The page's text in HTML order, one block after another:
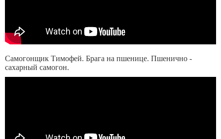
Самогонщик Тимофей. Брага на пшенице. Пшенично -
сахарный самогон.